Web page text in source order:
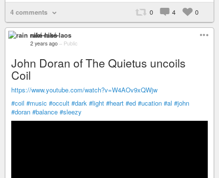
4 comments 0 4 0
rain niké-laos
2 years ago – Public
John Doran of The Quietus uncoils
Coil
https://www.youtube.com/watch?v=W4AOv9xQWjw
#coil #music #occult #dark #light #heart #ed #ucation #al #john
#doran #balance #sleezy